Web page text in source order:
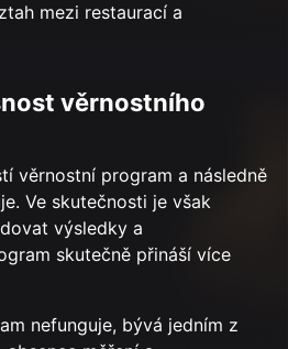
mezi restaurací a
věrnostního
věrnostní program a následně
Ve skutečnosti je však
výsledky a
skutečně přináší více
nefunguje, bývá jedním z